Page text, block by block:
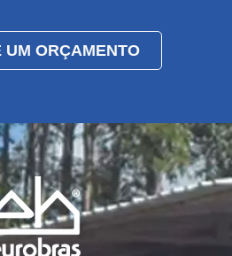
UM ORÇAMENTO